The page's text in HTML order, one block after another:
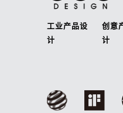
工业产品设
计
创意
计